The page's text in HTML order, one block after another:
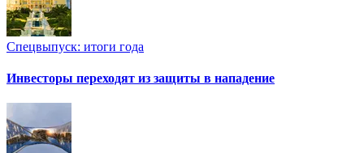
Спецвыпуск: итоги года
Инвесторы переходят из защиты в нападение